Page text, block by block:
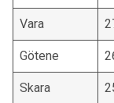
Vara
Götene
Skara